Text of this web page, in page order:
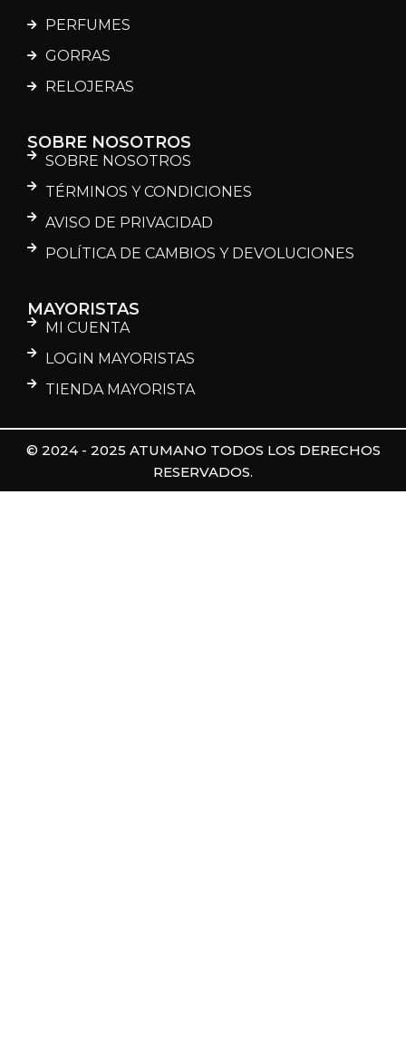
PERFUMES
GORRAS
RELOJERAS
SOBRE NOSOTROS
SOBRE NOSOTROS
TÉRMINOS Y CONDICIONES
AVISO DE PRIVACIDAD
POLÍTICA DE CAMBIOS Y DEVOLUCIONES
MAYORISTAS
MI CUENTA
LOGIN MAYORISTAS
TIENDA MAYORISTA
© 2024 - 2025 ATUMANO TODOS LOS DERECHOS
RESERVADOS.